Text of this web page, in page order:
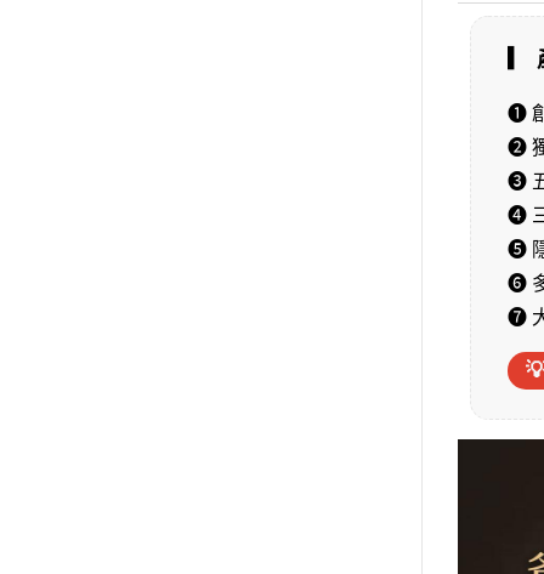
▎
❶
❷
❸
❹
❺
❻
❼